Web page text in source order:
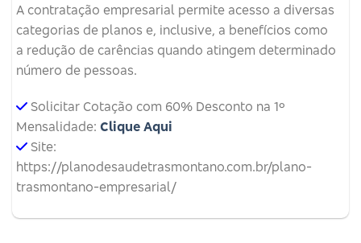
A contratação empresarial permite acesso a diversas
categorias de planos e, inclusive, a benefícios como
a redução de carências quando atingem determinado
número de pessoas.
Solicitar Cotação com 60% Desconto na 1º
Mensalidade: Clique Aqui
Site:
https://planodesaudetrasmontano.com.br/plano-
trasmontano-empresarial/